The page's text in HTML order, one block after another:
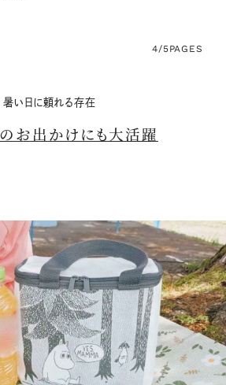
4/5PAGES
暑い日に頼れる存在
お出かけにも大活躍